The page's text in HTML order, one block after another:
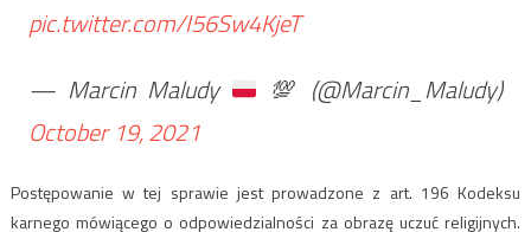
pic.twitter.com/I56Sw4KjeT
— Marcin Maludy
💯 (@Marcin_Maludy)
October 19, 2021
Postępowanie w tej sprawie jest prowadzone z art. 196 Kodeksu
karnego mówiącego o odpowiedzialności za obrazę uczuć religijnych.